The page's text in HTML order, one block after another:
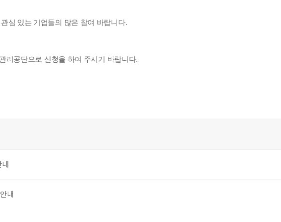
심 있는 기업들의 많은 참여 바랍니다.
리공단으로 신청을 하여 주시기 바랍니다.
내